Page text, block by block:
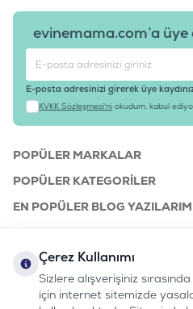
evinemama.com’a üye
E-posta adresinizi girerek üye
KVKK Sözleşmesi'ni okudum, kabul
POPÜLER MARKALAR
POPÜLER KATEGORILER
EN POPÜLER BLOG
KURUMSAL
Çerez Kullanımı
Sizlere alışverişiniz
için internet sitemizde